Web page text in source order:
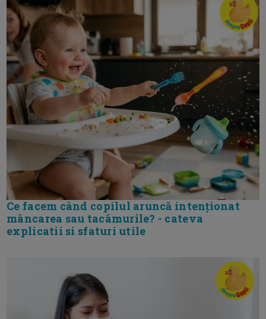
Ce facem când copilul aruncă intenționat
mâncarea sau tacâmurile? - cateva
explicatii si sfaturi utile